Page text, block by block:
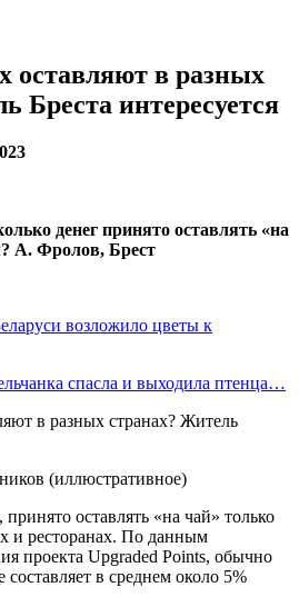
оставляют в разных
Бреста интересуется
денег принято оставлять «на
А. Фролов, Брест
возложило цветы к
спасла и выходила птенца…
(иллюстративное)
оставлять «на чай» только
и ресторанах. По данным
проекта Upgraded Points, обычно
в среднем около 5%